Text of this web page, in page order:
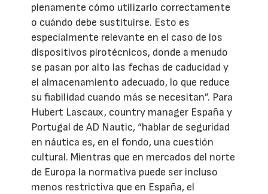
plenamente cómo utilizarlo correctamente
o cuándo debe sustituirse. Esto es
especialmente relevante en el caso de los
dispositivos pirotécnicos, donde a menudo
se pasan por alto las fechas de caducidad y
el almacenamiento adecuado, lo que reduce
su fiabilidad cuando más se necesitan”. Para
Hubert Lascaux, country manager España y
Portugal de AD Nautic, “hablar de seguridad
en náutica es, en el fondo, una cuestión
cultural. Mientras que en mercados del norte
de Europa la normativa puede ser incluso
menos restrictiva que en España, el